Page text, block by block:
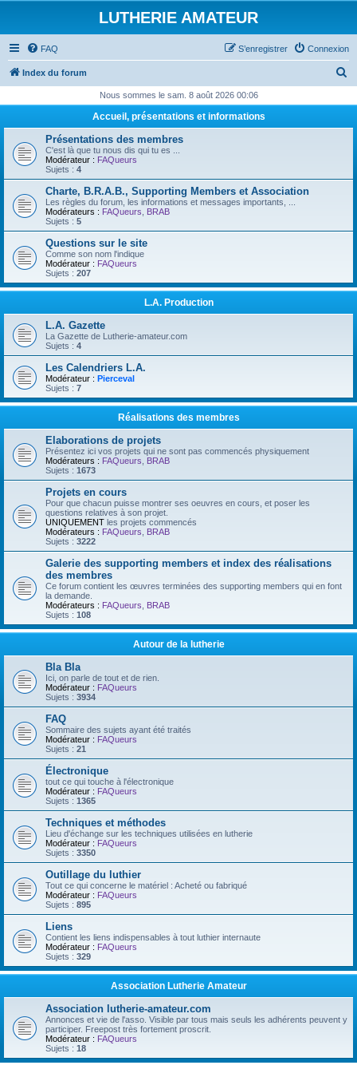
LUTHERIE AMATEUR
FAQ Connexion
S’enregistrer
Index du forum
h
Nous sommes le sam. 8 août 2026 00:06
Accueil, présentations et informations
Présentations des membres
C'est là que tu nous dis qui tu es ...
Modérateur : FAQueurs
Sujets : 4
Charte, B.R.A.B., Supporting Members et Association
Les règles du forum, les informations et messages importants, ...
Modérateurs : FAQueurs
BRAB
Sujets : 5
Questions sur le site
Comme son nom l'indique
Modérateur : FAQueurs
Sujets : 207
L.A. Production
L.A. Gazette
La Gazette de Lutherie-amateur.com
Sujets : 4
Les Calendriers L.A.
Modérateur : Pierceval
Sujets : 7
Réalisations des membres
Elaborations de projets
Présentez ici vos projets qui ne sont pas commencés physiquement
Modérateurs : FAQueurs
BRAB
Sujets : 1673
Projets en cours
Pour que chacun puisse montrer ses oeuvres en cours, et poser les
questions relatives à son projet.
UNIQUEMENT les projets commencés
Modérateurs : FAQueurs
BRAB
Sujets : 3222
Galerie des supporting members et index des réalisations
des membres
Ce forum contient les œuvres terminées des supporting members qui en font
la demande.
Modérateurs : FAQueurs
BRAB
Sujets : 108
Autour de la lutherie
Bla Bla
Ici, on parle de tout et de rien.
Modérateur : FAQueurs
Sujets : 3934
FAQ
Sommaire des sujets ayant été traités
Modérateur : FAQueurs
Sujets : 21
Électronique
tout ce qui touche à l'électronique
Modérateur : FAQueurs
Sujets : 1365
Techniques et méthodes
Lieu d'échange sur les techniques utilisées en lutherie
Modérateur : FAQueurs
Sujets : 3350
Outillage du luthier
Tout ce qui concerne le matériel : Acheté ou fabriqué
Modérateur : FAQueurs
Sujets : 895
Liens
Contient les liens indispensables à tout luthier internaute
Modérateur : FAQueurs
Sujets : 329
Association Lutherie Amateur
Association lutherie-amateur.com
Annonces et vie de l'asso. Visible par tous mais seuls les adhérents peuvent y
participer. Freepost très fortement proscrit.
Modérateur : FAQueurs
Sujets : 18